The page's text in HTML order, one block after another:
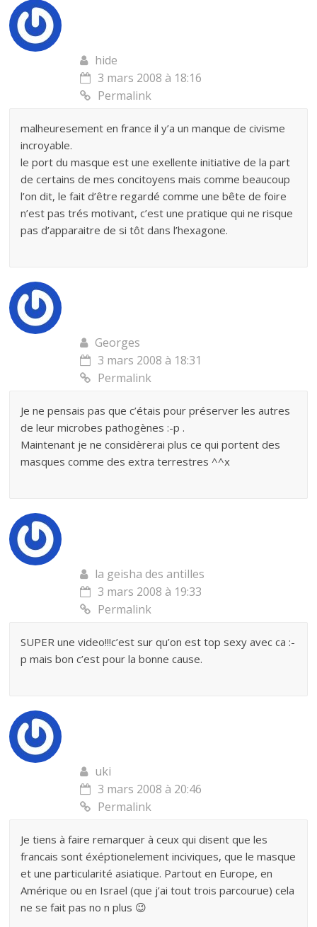
hide
3 mars 2008 à 18:16
Permalink
malheuresement en france il y’a un manque de civisme
incroyable.
le port du masque est une exellente initiative de la part
de certains de mes concitoyens mais comme beaucoup
l’on dit, le fait d’être regardé comme une bête de foire
n’est pas trés motivant, c’est une pratique qui ne risque
pas d’apparaitre de si tôt dans l’hexagone.
Georges
3 mars 2008 à 18:31
Permalink
Je ne pensais pas que c’étais pour préserver les autres
de leur microbes pathogènes :-p .
Maintenant je ne considèrerai plus ce qui portent des
masques comme des extra terrestres ^^x
la geisha des antilles
3 mars 2008 à 19:33
Permalink
SUPER une video!!!c’est sur qu’on est top sexy avec ca :-
p mais bon c’est pour la bonne cause.
uki
3 mars 2008 à 20:46
Permalink
Je tiens à faire remarquer à ceux qui disent que les
francais sont éxéptionelement inciviques, que le masque
et une particularité asiatique. Partout en Europe, en
Amérique ou en Israel (que j’ai tout trois parcourue) cela
ne se fait pas no n plus 😉